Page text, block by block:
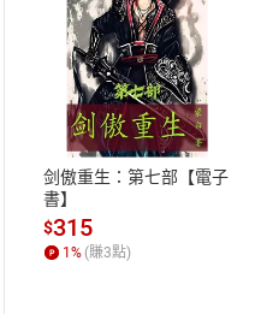
付款方式
ATM轉帳、信用卡、
剑傲重生：第七部【電子
書】
$315
1% (賺3點)